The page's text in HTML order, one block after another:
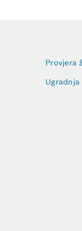
Provjera
Ugradnja